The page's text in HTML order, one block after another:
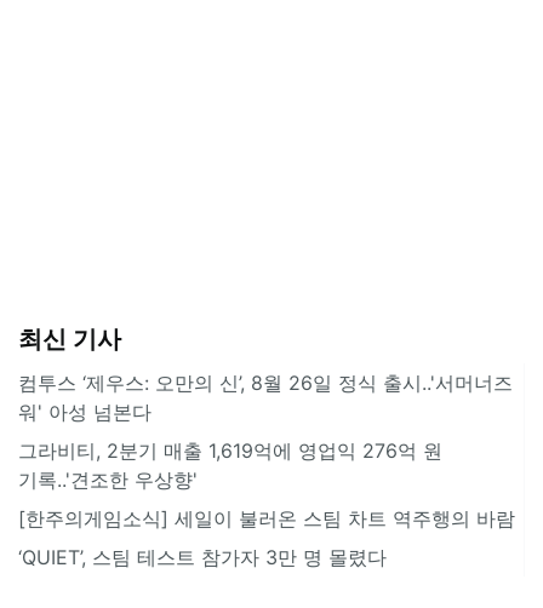
최신 기사
컴투스 ‘제우스: 오만의 신’, 8월 26일 정식 출시..'서머너즈
워' 아성 넘본다
그라비티, 2분기 매출 1,619억에 영업익 276억 원
기록..'견조한 우상향'
[한주의게임소식] 세일이 불러온 스팀 차트 역주행의 바람
‘QUIET’, 스팀 테스트 참가자 3만 명 몰렸다